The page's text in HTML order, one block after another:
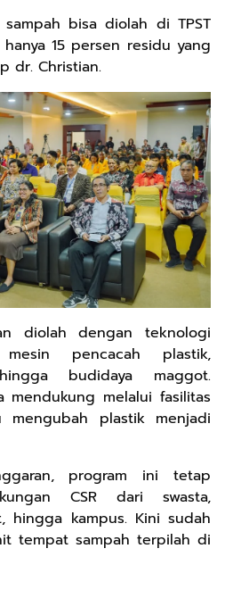
sampah bisa diolah di TPST
15 persen residu yang
dr. Christian.
diolah dengan teknologi
pencacah plastik,
budidaya maggot.
mendukung melalui fasilitas
mengubah plastik menjadi
program ini tetap
CSR dari swasta,
hingga kampus. Kini sudah
tempat sampah terpilah di